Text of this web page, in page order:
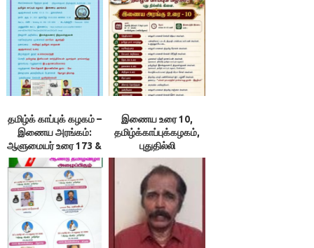
தமிழ்க் காப்புக் கழகம் –
இணைய அரங்கம்:
ஆளுமையர் உரை 173 &
174 ; நூலரங்கம்
இணைய உரை 10,
தமிழ்க்காப்புக்கழகம்,
புதுதில்லி